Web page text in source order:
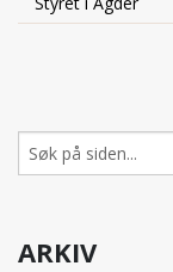
Søk
ARKIV